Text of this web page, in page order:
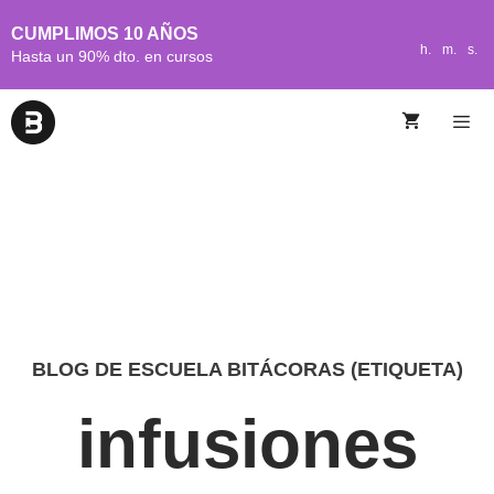
CUMPLIMOS 10 AÑOS
Hasta un 90% dto. en cursos h. m. s.
BLOG DE ESCUELA BITÁCORAS (ETIQUETA)
infusiones